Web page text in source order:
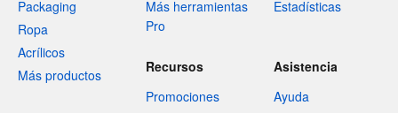
Packaging
Ropa
Acrílicos
Más productos
Más herramientas
Pro
Estadísticas
Recursos
Promociones
Asistencia
Ayuda